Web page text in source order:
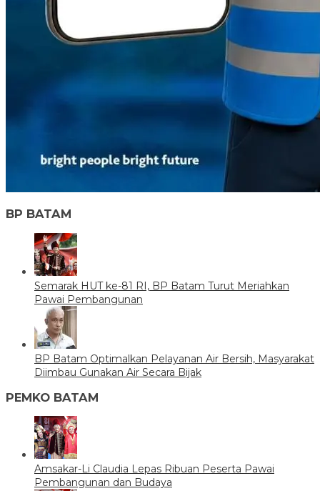
BP BATAM
Semarak HUT ke-81 RI, BP Batam Turut Meriahkan
Pawai Pembangunan
BP Batam Optimalkan Pelayanan Air Bersih, Masyarakat
Diimbau Gunakan Air Secara Bijak
PEMKO BATAM
Amsakar-Li Claudia Lepas Ribuan Peserta Pawai
Pembangunan dan Budaya